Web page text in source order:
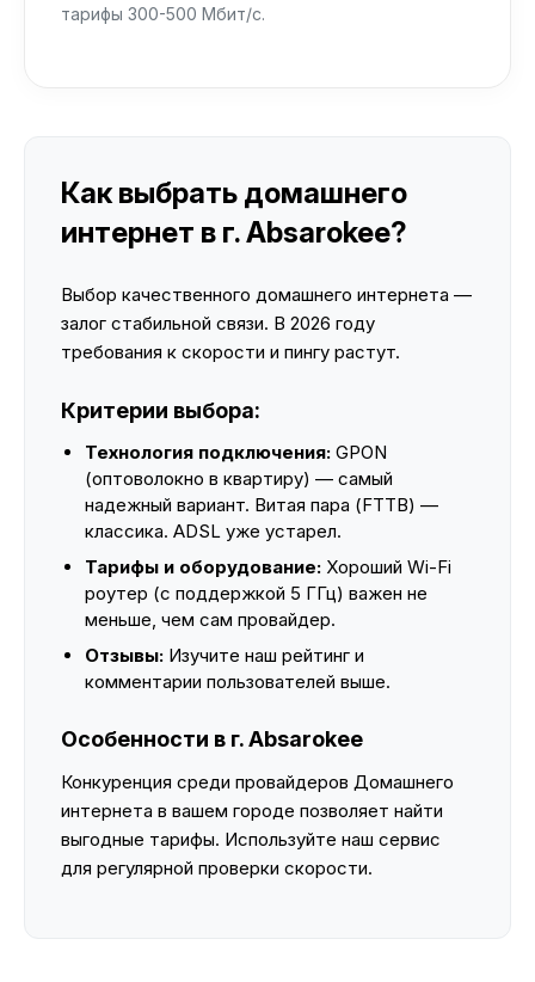
тарифы 300-500 Мбит/с.
Как выбрать домашнего
интернет в г. Absarokee?
Выбор качественного домашнего интернета —
залог стабильной связи. В 2026 году
требования к скорости и пингу растут.
Критерии выбора:
Технология подключения: GPON
(оптоволокно в квартиру) — самый
надежный вариант. Витая пара (FTTB) —
классика. ADSL уже устарел.
Тарифы и оборудование: Хороший Wi-Fi
роутер (с поддержкой 5 ГГц) важен не
меньше, чем сам провайдер.
Отзывы: Изучите наш рейтинг и
комментарии пользователей выше.
Особенности в г. Absarokee
Конкуренция среди провайдеров Домашнего
интернета в вашем городе позволяет найти
выгодные тарифы. Используйте наш сервис
для регулярной проверки скорости.